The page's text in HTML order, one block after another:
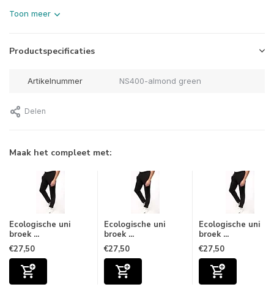
Toon meer
Productspecificaties
Artikelnummer NS400-almond green
Delen
Maak het compleet met:
Ecologische uni
broek ...
€27,50
Ecologische uni
broek ...
€27,50
Ecologische uni
broek ...
€27,50